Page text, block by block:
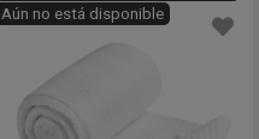
Aún no está disponible